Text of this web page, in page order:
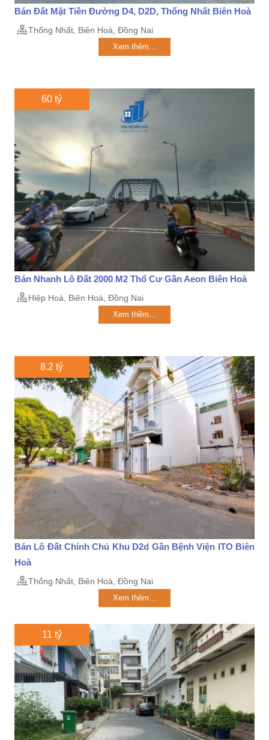
Bán Đất Mặt Tiền Đường D4, D2D, Thống Nhất Biên Hoà
Thống Nhất, Biên Hoà, Đồng Nai
Xem thêm...
60 tỷ
Bán Nhanh Lô Đất 2000 M2 Thổ Cư Gần Aeon Biên Hoà
Hiệp Hoà, Biên Hoà, Đồng Nai
Xem thêm...
8.2 tỷ
Bán Lô Đất Chính Chủ Khu D2d Gần Bệnh Viện ITO Biên
Hoà
Thống Nhất, Biên Hoà, Đồng Nai
Xem thêm...
11 tỷ